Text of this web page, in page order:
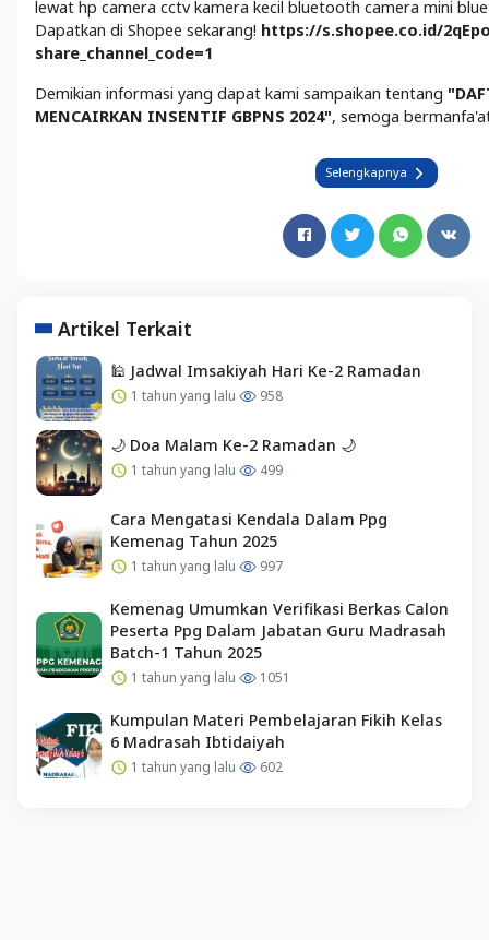
lewat hp camera cctv kamera kecil bluetooth camera mini
Dapatkan di Shopee sekarang! https://s.shopee.co.id/
share_channel_code=1
Demikian informasi yang dapat kami sampaikan tentang "
MENCAIRKAN INSENTIF GBPNS 2024", semoga
Selengkapnya
Artikel Terkait
🕌 Jadwal Imsakiyah Hari Ke-2 Ramadan
1 tahun yang lalu 958
🌙 Doa Malam Ke-2 Ramadan 🌙
1 tahun yang lalu 499
Cara Mengatasi Kendala Dalam Ppg
Kemenag Tahun 2025
1 tahun yang lalu 997
Kemenag Umumkan Verifikasi Berkas Calon
Peserta Ppg Dalam Jabatan Guru Madrasah
Batch-1 Tahun 2025
1 tahun yang lalu 1051
Kumpulan Materi Pembelajaran Fikih Kelas
6 Madrasah Ibtidaiyah
1 tahun yang lalu 602